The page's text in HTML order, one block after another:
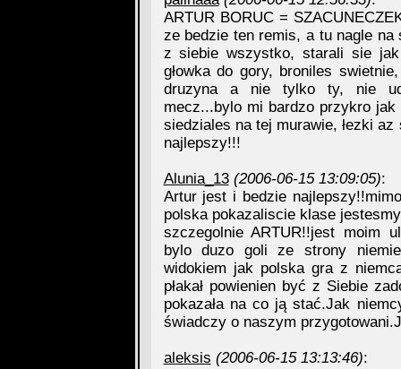
ARTUR BORUC =
ze bedzie ten remis, a tu nagle na
z siebie wszystko, starali sie
głowka do gory, broniles
druzyna a nie tylko ty, nie
mecz...bylo mi bardzo przykro
siedziales na tej murawie, łezki
najlepszy!!!
Alunia_13 (2006-06-15 13:09:05):
Artur jest i bedzie
polska pokazaliscie klase
szczegolnie ARTUR!!jest moim
bylo duzo goli ze strony
widokiem jak polska gra z
płakał powienien być z Siebie
pokazała na co ją stać.Jak
świadczy o naszym
aleksis (2006-06-15 13:13:46):